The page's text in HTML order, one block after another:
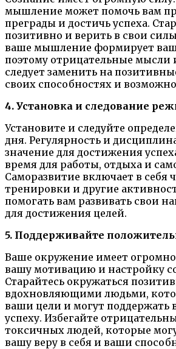
мышление может помочь вам
преграды и достичь успеха.
позитивно и верить в свои
ваше мышление формирует
поэтому отрицательные мысли
следует заменить на
своих способностях и
4. Установка и следование
Установите и следуйте
дня. Регулярность и
значение для достижения
время для работы, отдыха и
Саморазвитие включает в себя
тренировки и другие
помогать вам развивать свои
для достижения целей.
5. Поддерживайте
Ваше окружение имеет
вашу мотивацию и настройку
Старайтесь окружаться
вдохновляющими людьми,
ваши цели и могут поддержать
успеху. Избегайте
токсичных людей, которые
вашу веру в себя и ваши